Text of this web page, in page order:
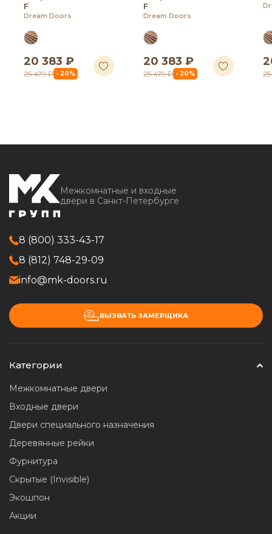
F
Dream Doors
20 383 ₽
25 479 ₽ - 20%
F
Dream Doors
20 383 ₽
25 479 ₽ - 20%
Межкомнатные и входные
двери в Санкт-Петербурге
8 (800) 333-43-17
8 (812) 748-29-09
info@mk-doors.ru
ВЫЗВАТЬ ЗАМЕРЩИКА
Категории
Межкомнатные двери
Входные двери
Двери специального назначения
Деревянные рейки
Фурнитура
Скрытые (Invisible)
Экошпон
Акции